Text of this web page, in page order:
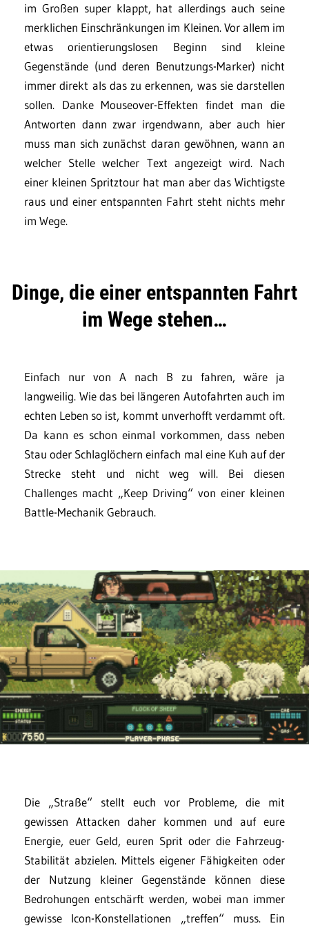
im Großen super klappt, hat allerdings auch seine
merklichen Einschränkungen im Kleinen. Vor allem im
etwas orientierungslosen Beginn sind kleine
Gegenstände (und deren Benutzungs-Marker) nicht
immer direkt als das zu erkennen, was sie darstellen
sollen. Danke Mouseover-Effekten findet man die
Antworten dann zwar irgendwann, aber auch hier
muss man sich zunächst daran gewöhnen, wann an
welcher Stelle welcher Text angezeigt wird. Nach
einer kleinen Spritztour hat man aber das Wichtigste
raus und einer entspannten Fahrt steht nichts mehr
im Wege.
Dinge, die einer entspannten Fahrt
im Wege stehen…
Einfach nur von A nach B zu fahren, wäre ja
langweilig. Wie das bei längeren Autofahrten auch im
echten Leben so ist, kommt unverhofft verdammt oft.
Da kann es schon einmal vorkommen, dass neben
Stau oder Schlaglöchern einfach mal eine Kuh auf der
Strecke steht und nicht weg will. Bei diesen
Challenges macht „Keep Driving“ von einer kleinen
Battle-Mechanik Gebrauch.
Die „Straße“ stellt euch vor Probleme, die mit
gewissen Attacken daher kommen und auf eure
Energie, euer Geld, euren Sprit oder die Fahrzeug-
Stabilität abzielen. Mittels eigener Fähigkeiten oder
der Nutzung kleiner Gegenstände können diese
Bedrohungen entschärft werden, wobei man immer
gewisse Icon-Konstellationen „treffen“ muss. Ein